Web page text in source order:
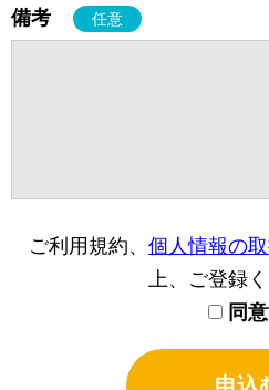
備考 任意
ご利用規約、 個人情報の
上、ご登録く
同